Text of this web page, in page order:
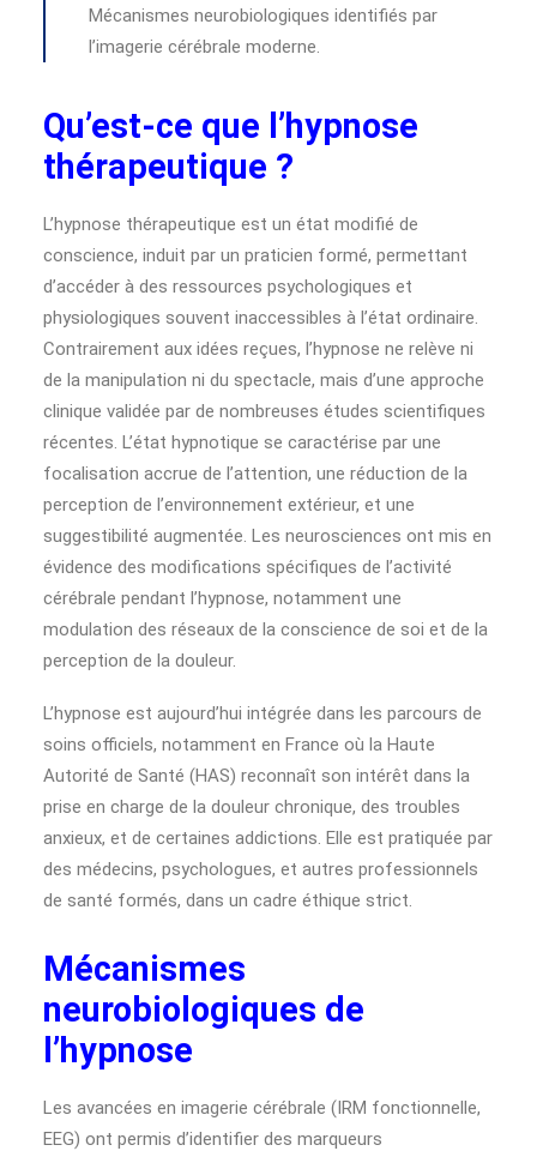
Mécanismes neurobiologiques identifiés par
l’imagerie cérébrale moderne.
Qu’est-ce que l’hypnose
thérapeutique ?
L’hypnose thérapeutique est un état modifié de
conscience, induit par un praticien formé, permettant
d’accéder à des ressources psychologiques et
physiologiques souvent inaccessibles à l’état ordinaire.
Contrairement aux idées reçues, l’hypnose ne relève ni
de la manipulation ni du spectacle, mais d’une approche
clinique validée par de nombreuses études scientifiques
récentes. L’état hypnotique se caractérise par une
focalisation accrue de l’attention, une réduction de la
perception de l’environnement extérieur, et une
suggestibilité augmentée. Les neurosciences ont mis en
évidence des modifications spécifiques de l’activité
cérébrale pendant l’hypnose, notamment une
modulation des réseaux de la conscience de soi et de la
perception de la douleur.
L’hypnose est aujourd’hui intégrée dans les parcours de
soins officiels, notamment en France où la Haute
Autorité de Santé (HAS) reconnaît son intérêt dans la
prise en charge de la douleur chronique, des troubles
anxieux, et de certaines addictions. Elle est pratiquée par
des médecins, psychologues, et autres professionnels
de santé formés, dans un cadre éthique strict.
Mécanismes
neurobiologiques de
l’hypnose
Les avancées en imagerie cérébrale (IRM fonctionnelle,
EEG) ont permis d’identifier des marqueurs